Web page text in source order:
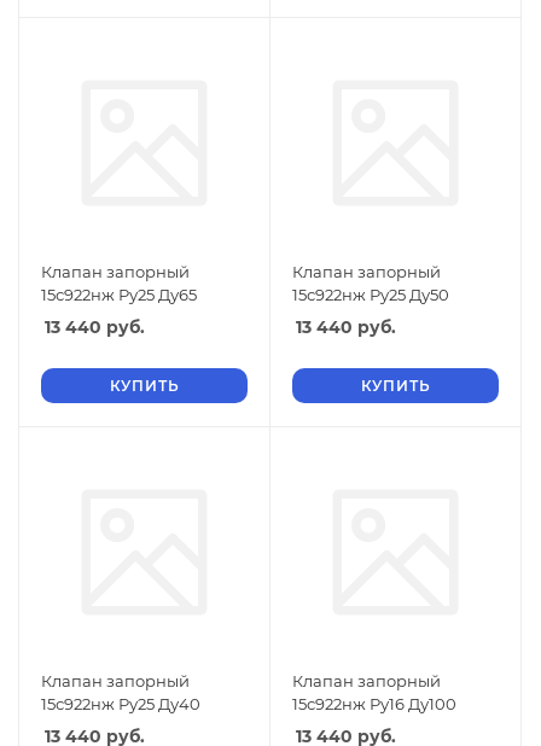
Клапан запорный
15с922нж Ру25 Ду65
13 440 руб.
КУПИТЬ
Клапан запорный
15с922нж Ру25 Ду50
13 440 руб.
КУПИТЬ
Клапан запорный
15с922нж Ру25 Ду40
13 440 руб.
Клапан запорный
15с922нж Ру16 Ду100
13 440 руб.